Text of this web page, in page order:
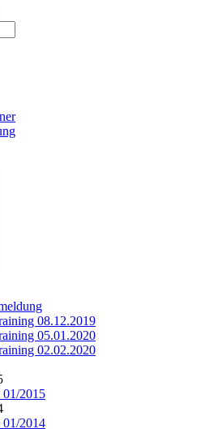
08.12.2019
05.01.2020
02.02.2020
01/2015
01/2014